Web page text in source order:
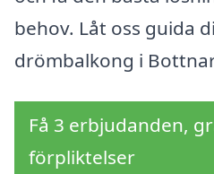
behov. Låt oss guida
drömbalkong i
Få 3 erbjudanden,
förpliktelser